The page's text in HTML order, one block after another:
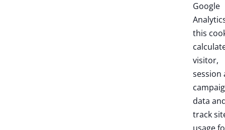
Google
this
visitor,
session
data
track